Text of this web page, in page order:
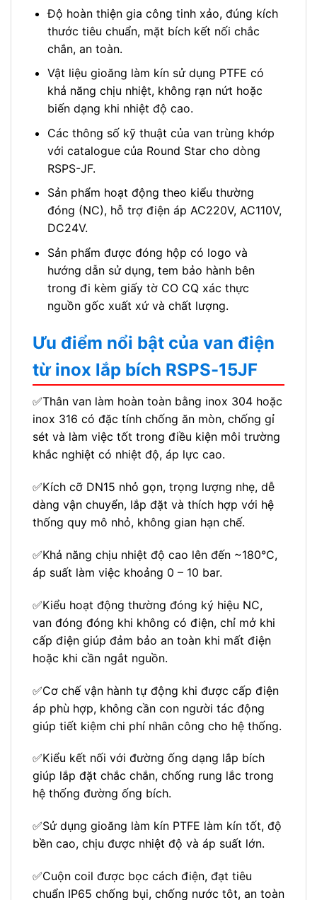
Độ hoàn thiện gia công tinh xảo, đúng kích
thước tiêu chuẩn, mặt bích kết nối chắc
chắn, an toàn.
Vật liệu gioăng làm kín sử dụng PTFE có
khả năng chịu nhiệt, không rạn nứt hoặc
biến dạng khi nhiệt độ cao.
Các thông số kỹ thuật của van trùng khớp
với catalogue của Round Star cho dòng
RSPS-JF.
Sản phẩm hoạt động theo kiểu thường
đóng (NC), hỗ trợ điện áp AC220V, AC110V,
DC24V.
Sản phẩm được đóng hộp có logo và
hướng dẫn sử dụng, tem bảo hành bên
trong đi kèm giấy tờ CO CQ xác thực
nguồn gốc xuất xứ và chất lượng.
Ưu điểm nổi bật của van điện
từ inox lắp bích RSPS-15JF
✅Thân van làm hoàn toàn bằng inox 304 hoặc
inox 316 có đặc tính chống ăn mòn, chống gỉ
sét và làm việc tốt trong điều kiện môi trường
khắc nghiệt có nhiệt độ, áp lực cao.
✅Kích cỡ DN15 nhỏ gọn, trọng lượng nhẹ, dễ
dàng vận chuyển, lắp đặt và thích hợp với hệ
thống quy mô nhỏ, không gian hạn chế.
✅Khả năng chịu nhiệt độ cao lên đến ~180°C,
áp suất làm việc khoảng 0 – 10 bar.
✅Kiểu hoạt động thường đóng ký hiệu NC,
van đóng đóng khi không có điện, chỉ mở khi
cấp điện giúp đảm bảo an toàn khi mất điện
hoặc khi cần ngắt nguồn.
✅Cơ chế vận hành tự động khi được cấp điện
áp phù hợp, không cần con người tác động
giúp tiết kiệm chi phí nhân công cho hệ thống.
✅Kiểu kết nối với đường ống dạng lắp bích
giúp lắp đặt chắc chắn, chống rung lắc trong
hệ thống đường ống bích.
✅Sử dụng gioăng làm kín PTFE làm kín tốt, độ
bền cao, chịu được nhiệt độ và áp suất lớn.
✅Cuộn coil được bọc cách điện, đạt tiêu
chuẩn IP65 chống bụi, chống nước tôt, an toàn